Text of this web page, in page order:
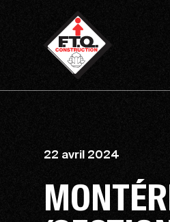
22 avril 2024